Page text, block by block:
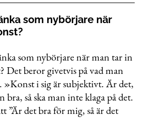
som nybörjare när
som nybörjare när man tar in
Det beror givetvis på vad man
i sig är subjektivt. Är det,
bra, så ska man inte klaga på det.
”Är det bra för mig, så är det